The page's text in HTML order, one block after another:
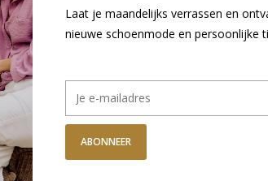
Heb je vragen?Laat het
Laat je maandelijks verrassen en
nieuwe schoenmode en persoonlijke
ABONNEER